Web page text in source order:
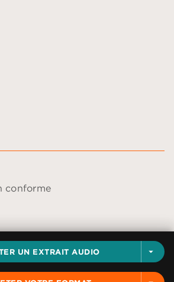
UN EXTRAIT AUDIO arrow_drop_down
conforme